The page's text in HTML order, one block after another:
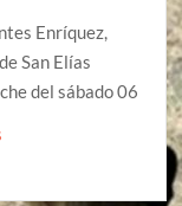
Enríquez,
San Elías
del sábado 06